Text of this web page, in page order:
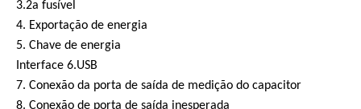
3.2a fusível
4. Exportação de energia
5. Chave de energia
Interface 6.USB
7. Conexão da porta de saída de medição do capacitor
8. Conexão de porta de saída inesperada